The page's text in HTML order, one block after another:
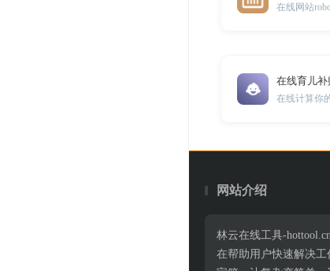
在线网站
在线育儿补
在线计算你
网站介绍
林云在线工具-
在帮助用户快速解决